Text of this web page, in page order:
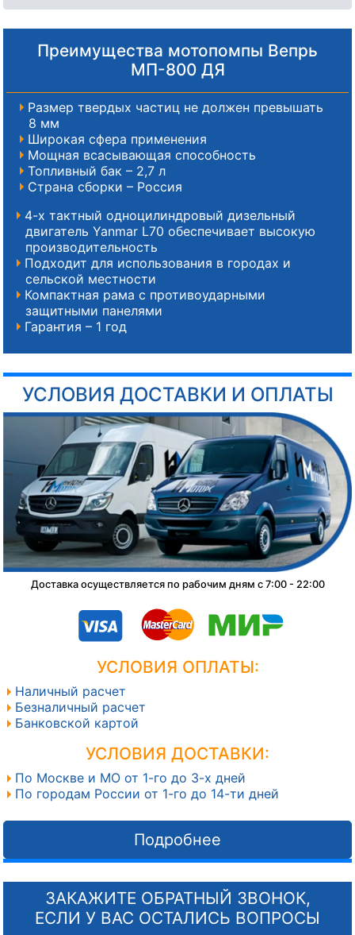
Преимущества мотопомпы Вепрь
МП-800 ДЯ
Размер твердых частиц не должен превышать
8 мм
Широкая сфера применения
Мощная всасывающая способность
Топливный бак – 2,7 л
Страна сборки – Россия
4-х тактный одноцилиндровый дизельный
двигатель Yanmar L70 обеспечивает высокую
производительность
Подходит для использования в городах и
сельской местности
Компактная рама с противоударными
защитными панелями
Гарантия – 1 год
УСЛОВИЯ ДОСТАВКИ И ОПЛАТЫ
Доставка осуществляется по рабочим дням с 7:00 - 22:00
УСЛОВИЯ ОПЛАТЫ:
Наличный расчет
Безналичный расчет
Банковской картой
УСЛОВИЯ ДОСТАВКИ:
По Москве и МО от 1-го до 3-х дней
По городам России от 1-го до 14-ти дней
Подробнее
ЗАКАЖИТЕ ОБРАТНЫЙ ЗВОНОК,
ЕСЛИ У ВАС ОСТАЛИСЬ ВОПРОСЫ